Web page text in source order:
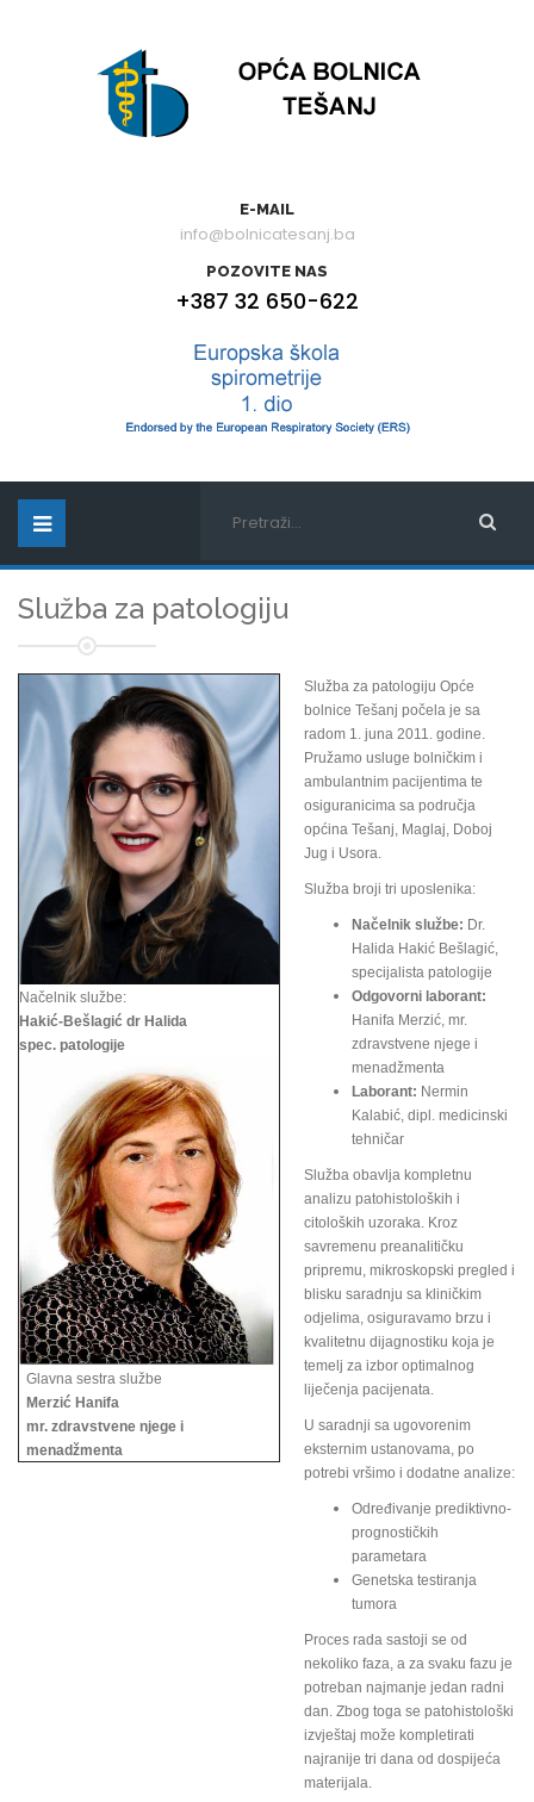
E-MAIL
info@bolnicatesanj.ba
POZOVITE NAS
+387 32 650-622
Služba za patologiju
Načelnik službe:
Hakić-Bešlagić dr Halida
spec. patologije
Glavna sestra službe
Merzić Hanifa
mr. zdravstvene njege i
menadžmenta
Služba za patologiju Opće
bolnice Tešanj počela je sa
radom 1. juna 2011. godine.
Pružamo usluge bolničkim i
ambulantnim pacijentima te
osiguranicima sa područja
općina Tešanj, Maglaj, Doboj
Jug i Usora.
Služba broji tri uposlenika:
Načelnik službe: Dr.
Halida Hakić Bešlagić,
specijalista patologije
Odgovorni laborant:
Hanifa Merzić, mr.
zdravstvene njege i
menadžmenta
Laborant: Nermin
Kalabić, dipl. medicinski
tehničar
Služba obavlja kompletnu
analizu patohistoloških i
citoloških uzoraka. Kroz
savremenu preanalitičku
pripremu, mikroskopski pregled i
blisku saradnju sa kliničkim
odjelima, osiguravamo brzu i
kvalitetnu dijagnostiku koja je
temelj za izbor optimalnog
liječenja pacijenata.
U saradnji sa ugovorenim
eksternim ustanovama, po
potrebi vršimo i dodatne analize:
Određivanje prediktivno-
prognostičkih
parametara
Genetska testiranja
tumora
Proces rada sastoji se od
nekoliko faza, a za svaku fazu je
potreban najmanje jedan radni
dan. Zbog toga se patohistološki
izvještaj može kompletirati
najranije tri dana od dospijeća
materijala.